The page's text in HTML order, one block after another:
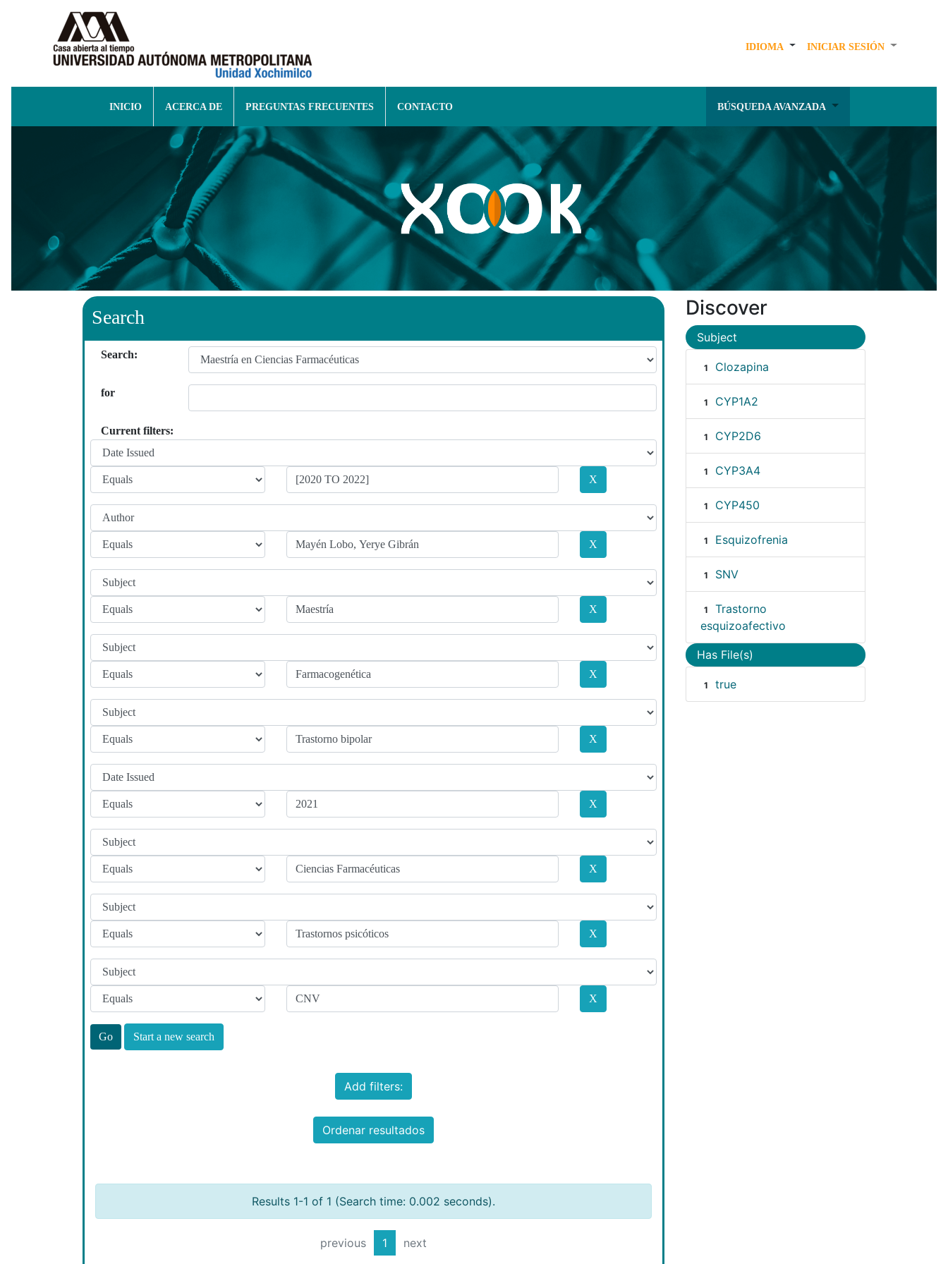
IDIOMA INICIAR SESIÓN
INICIO ACERCA DE PREGUNTAS FRECUENTES CONTACTO BÚSQUEDA AVANZADA
Search
Search:
for
Current filters:
Start a new search
Add filters:
Ordenar resultados
Results 1-1 of 1 (Search time: 0.002 seconds).
previous 1 next
Discover
Subject
1 Clozapina
1 CYP1A2
1 CYP2D6
1 CYP3A4
1 CYP450
1 Esquizofrenia
1 SNV
1
Trastorno
esquizoafectivo
Has File(s)
1 true